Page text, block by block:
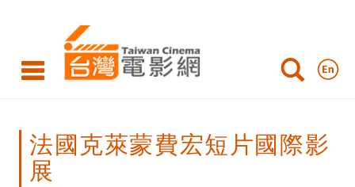
克
蒙 法國克萊蒙費宏短片國際影
展